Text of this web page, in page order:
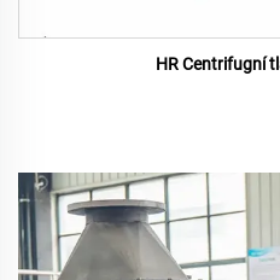
HR Centrifugní